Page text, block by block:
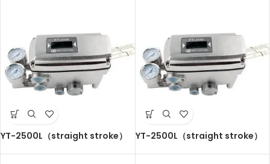
YT-2500L（straight stroke） YT-2500L（straight stroke）